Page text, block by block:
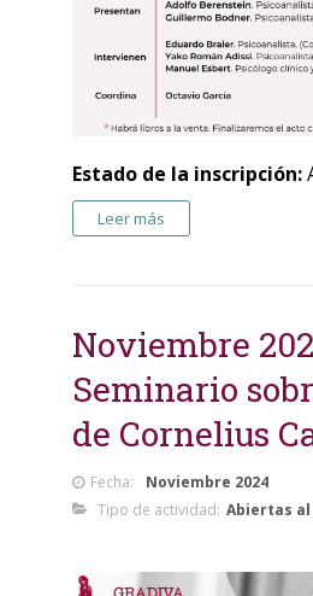
Estado de la inscripción:
Leer más
Noviembre
Seminario
de Cornelius
Fecha:
Noviembre 2024
Tipo de actividad: Abiertas